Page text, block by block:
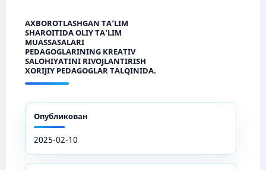
AXBOROTLASHGAN TA’LIM
SHAROITIDA OLIY TA’LIM
MUASSASALARI
PEDAGOGLARINING KREATIV
SALOHIYATINI RIVOJLANTIRISH
XORIJIY PEDAGOGLAR TALQINIDA.
Опубликован
2025-02-10